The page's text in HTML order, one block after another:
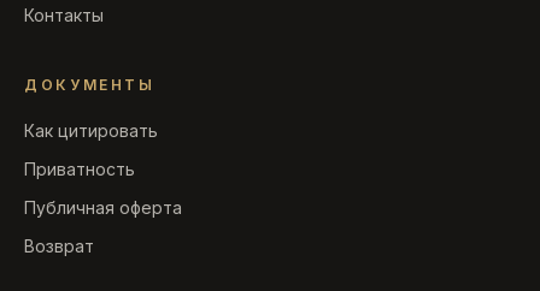
Контакты
ДОКУМЕНТЫ
Как цитировать
Приватность
Публичная оферта
Возврат